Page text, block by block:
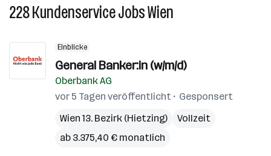
228KundenserviceJobsWien
Wien
Einblicke
General Banker:in (w/m/d)
Oberbank AG
vor 5 Tagen veröffentlicht
Gesponsert
Wien 13. Bezirk (Hietzing)
Vollzeit
ab 3.375,40 € monatlich